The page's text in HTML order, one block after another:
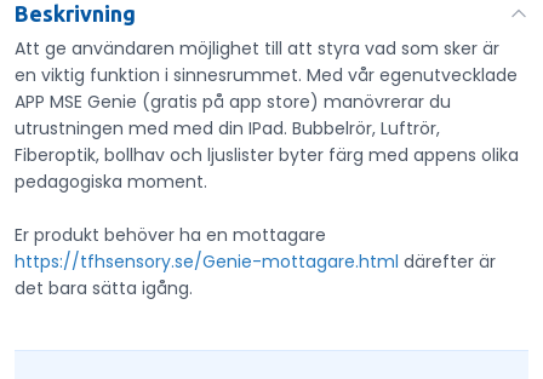
Beskrivning
Att ge användaren möjlighet till att styra vad som sker är
en viktig funktion i sinnesrummet. Med vår egenutvecklade
APP MSE Genie (gratis på app store) manövrerar du
utrustningen med med din IPad. Bubbelrör, Luftrör,
Fiberoptik, bollhav och ljuslister byter färg med appens olika
pedagogiska moment.
Er produkt behöver ha en mottagare
https://tfhsensory.se/Genie-mottagare.html därefter är
det bara sätta igång.